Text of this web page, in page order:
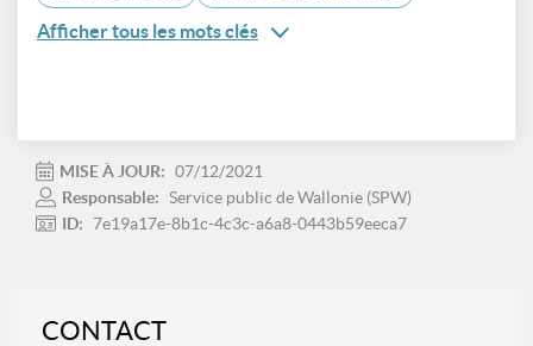
Afficher tous les mots clés
MISE À JOUR: 07/12/2021
Responsable: Service public de Wallonie (SPW)
ID:
7e19a17e-8b1c-4c3c-a6a8-0443b59eeca7
CONTACT